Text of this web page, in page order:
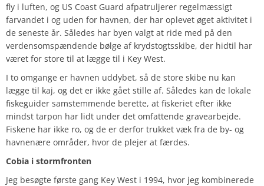
fly i luften, og US Coast Guard afpatruljerer regelmæssigt
farvandet i og uden for havnen, der har oplevet øget aktivitet i
de seneste år. Således har byen valgt at ride med på den
verdensomspændende bølge af krydstogtsskibe, der hidtil har
været for store til at lægge til i Key West.
I to omgange er havnen uddybet, så de store skibe nu kan
lægge til kaj, og det er ikke gået stille af. Således kan de lokale
fiskeguider samstemmende berette, at fiskeriet efter ikke
mindst tarpon har lidt under det omfattende gravearbejde.
Fiskene har ikke ro, og de er derfor trukket væk fra de by- og
havnenære områder, hvor de plejer at færdes.
Cobia i stormfronten
Jeg besøgte første gang Key West i 1994, hvor jeg kombinerede